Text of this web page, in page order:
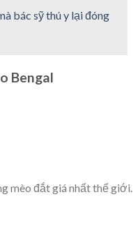
bác sỹ thú y lại đóng
Bengal
mèo đắt giá nhất thế giới.